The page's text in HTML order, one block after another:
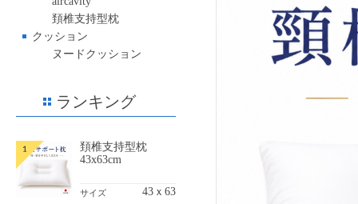
頚椎支持型枕
クッション
ヌードクッション
ランキング
頚椎支持型枕
43x63cm
サイズ 43ｘ63